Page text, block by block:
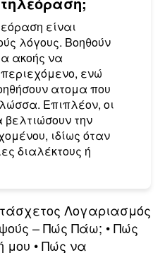
είναι
λόγους. Βοηθούν
ακοής να
ενώ
ατομα που
Επιπλέον, οι
βελτιώσουν την
ιδίως όταν
διαλέκτους ή
Λογαριασμός
– Πώς Πάω; •Πώς
μου •Πώς να